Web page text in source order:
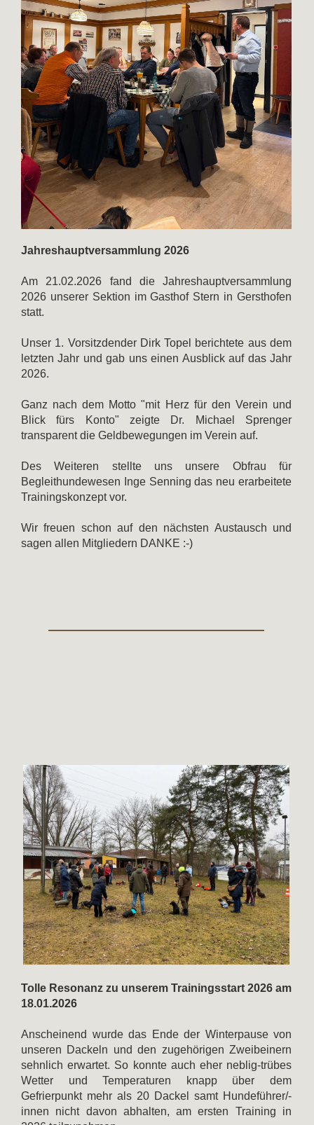
Jahreshauptversammlung 2026
Am 21.02.2026 fand die Jahreshauptversammlung
2026 unserer Sektion im Gasthof Stern in Gersthofen
statt.
Unser 1. Vorsitzdender Dirk Topel berichtete aus dem
letzten Jahr und gab uns einen Ausblick auf das Jahr
2026.
Ganz nach dem Motto "mit Herz für den Verein und
Blick fürs Konto" zeigte Dr. Michael Sprenger
transparent die Geldbewegungen im Verein auf.
Des Weiteren stellte uns unsere Obfrau für
Begleithundewesen Inge Senning das neu erarbeitete
Trainingskonzept vor.
Wir freuen schon auf den nächsten Austausch und
sagen allen Mitgliedern DANKE :-)
Tolle Resonanz zu unserem Trainingsstart 2026 am
18.01.2026
Anscheinend wurde das Ende der Winterpause von
unseren Dackeln und den zugehörigen Zweibeinern
sehnlich erwartet. So konnte auch eher neblig-trübes
Wetter und Temperaturen knapp über dem
Gefrierpunkt mehr als 20 Dackel samt Hundeführer/-
innen nicht davon abhalten, am ersten Training in